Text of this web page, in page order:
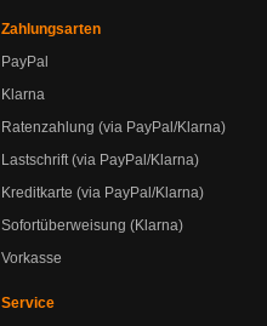
Zahlungsarten
PayPal
Klarna
Ratenzahlung (via PayPal/Klarna)
Lastschrift (via PayPal/Klarna)
Kreditkarte (via PayPal/Klarna)
Sofortüberweisung (Klarna)
Vorkasse
Service